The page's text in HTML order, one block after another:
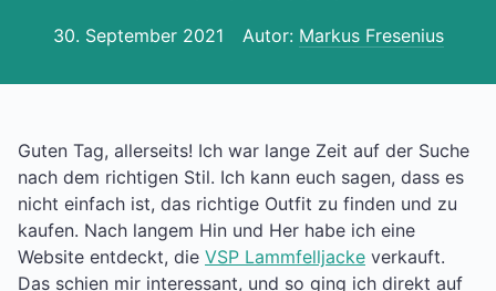
30. September 2021 Autor: Markus Fresenius
Guten Tag, allerseits! Ich war lange Zeit auf der Suche
nach dem richtigen Stil. Ich kann euch sagen, dass es
nicht einfach ist, das richtige Outfit zu finden und zu
kaufen. Nach langem Hin und Her habe ich eine
Website entdeckt, die VSP Lammfelljacke verkauft.
Das schien mir interessant, und so ging ich direkt auf